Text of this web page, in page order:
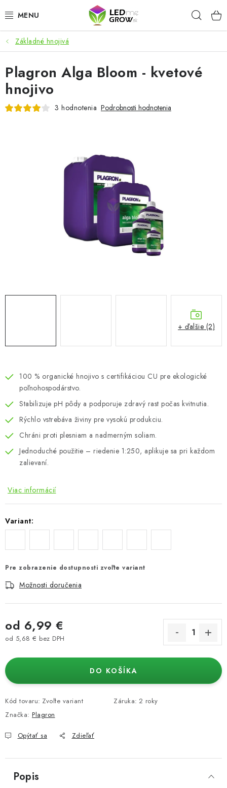
na
AKCIE
LED OSVETLENIE PRE RASTLINY
PESTOVATEĽSKÉ POTREBY
SMART GARDEN
O nákupu
Blog
Predávané značky
Kontakt
Podmienky o ochrane osobných údajov
Základné hnojivá
100 % organické hnojivo s certifikáciou CU pre ekologické
poľnohospodárstvo.
Stabilizuje pH pôdy a podporuje zdravý rast počas kvitnutia.
Rýchlo vstrebáva živiny pre vysokú produkciu.
Chráni proti plesniam a nadmerným soliam.
Jednoduché použitie – riedenie 1:250, aplikuje sa pri každom
zalievaní.
Viac informácií
Variant:
Pre zobrazenie dostupnosti zvoľte variant
Možnosti doručenia
od 6,99 €
od 5,68 € bez DPH
DO KOŠÍKA
Kód tovaru: Zvoľte variant Záruka: 2 roky
Značka: Plagron
Opýtať sa Zdieľať
Plagron Alga Bloom - kvetové
hnojivo
3 hodnotenia Podrobnosti hodnotenia
+ ďalšie (2)
Popis